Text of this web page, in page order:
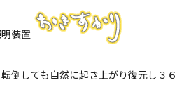
装置
倒しても自然に起き上がり復元し３